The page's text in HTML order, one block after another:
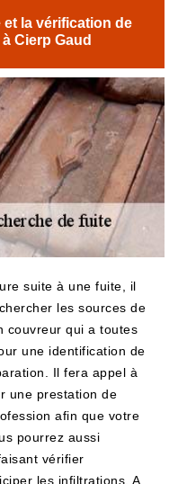
la vérification de
Cierp Gaud
suite à une fuite, il
les sources de
couvreur qui a toutes
une identification de
Il fera appel à
une prestation de
afin que votre
pourrez aussi
vérifier
les infiltrations. A